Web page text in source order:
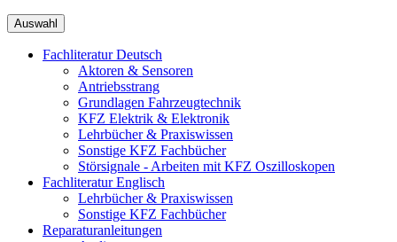
Auswahl
Fachliteratur Deutsch
Aktoren & Sensoren
Antriebsstrang
Grundlagen Fahrzeugtechnik
KFZ Elektrik & Elektronik
Lehrbücher & Praxiswissen
Sonstige KFZ Fachbücher
Störsignale - Arbeiten mit KFZ Oszilloskopen
Fachliteratur Englisch
Lehrbücher & Praxiswissen
Sonstige KFZ Fachbücher
Reparaturanleitungen